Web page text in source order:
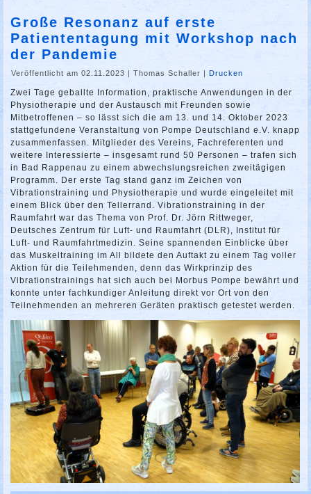
Große Resonanz auf erste
Patiententagung mit Workshop nach
der Pandemie
Veröffentlicht am 02.11.2023 |Thomas Schaller | Drucken
Zwei Tage geballte Information, praktische Anwendungen in der
Physiotherapie und der Austausch mit Freunden sowie
Mitbetroffenen – so lässt sich die am 13. und 14. Oktober 2023
stattgefundene Veranstaltung von Pompe Deutschland e.V. knapp
zusammenfassen. Mitglieder des Vereins, Fachreferenten und
weitere Interessierte – insgesamt rund 50 Personen – trafen sich
in Bad Rappenau zu einem abwechslungsreichen zweitägigen
Programm. Der erste Tag stand ganz im Zeichen von
Vibrationstraining und Physiotherapie und wurde eingeleitet mit
einem Blick über den Tellerrand. Vibrationstraining in der
Raumfahrt war das Thema von Prof. Dr. Jörn Rittweger,
Deutsches Zentrum für Luft- und Raumfahrt (DLR), Institut für
Luft- und Raumfahrtmedizin. Seine spannenden Einblicke über
das Muskeltraining im All bildete den Auftakt zu einem Tag voller
Aktion für die Teilehmenden, denn das Wirkprinzip des
Vibrationstrainings hat sich auch bei Morbus Pompe bewährt und
konnte unter fachkundiger Anleitung direkt vor Ort von den
Teilnehmenden an mehreren Geräten praktisch getestet werden.